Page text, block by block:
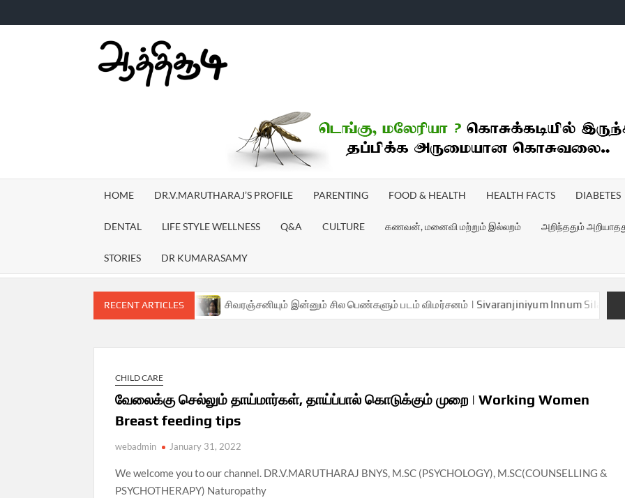
to
TV
HOME DR.V.MARUTHARAJ’S PROFILE PARENTING FOOD & HEALTH HEALTH FACTS DIABETES
DENTAL LIFE STYLE WELLNESS Q&A CULTURE கணவன், மனைவி மற்றும் இல்லறம் அறிந்ததும்
STORIES DR KUMARASAMY
RECENT ARTICLES
| Aathichoodi சிவரஞ்சனியும் இன்னும் சில பெண்களும் படம் விமர்சனம் | Sivaranjiniyum Innum Sila Pengalum
CHILD CARE
வேலைக்கு செல்லும் தாய்மார்கள், தாய்ப்பால் கொடுக்கும் முறை | Working Women
Breast feeding tips
webadmin January 31, 2022
We welcome you to our channel. DR.V.MARUTHARAJ BNYS, M.SC (PSYCHOLOGY), M.SC(COUNSELLING &
PSYCHOTHERAPY) Naturopathy